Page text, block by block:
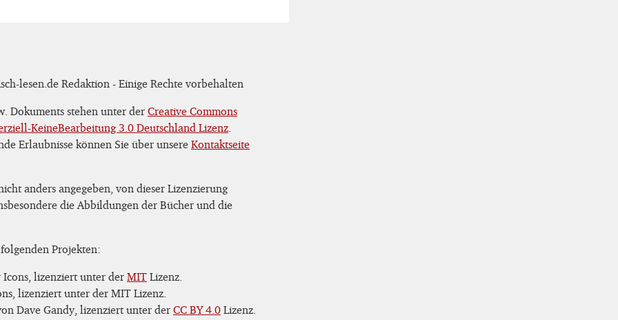
lesen.de Redaktion - Einige Rechte vorbehalten
Dokuments stehen unter der Creative Commons
KeineBearbeitung 3.0 Deutschland Lizenz
Erlaubnisse können Sie über unsere Kontaktseite
anders angegeben, von dieser Lizenzierung
die Abbildungen der Bücher und die
Projekten:
Icons, lizenziert unter der MIT Lizenz.
lizenziert unter der MIT Lizenz.
Dave Gandy, lizenziert unter der CC BY 4.0 Lizenz.